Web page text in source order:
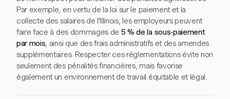
Par exemple, en vertu de la loi sur le paiement et la
collecte des salaires de l'Illinois, les employeurs peuvent
faire face à des dommages de 5 % de la sous-paiement
par mois, ainsi que des frais administratifs et des amendes
supplémentaires. Respecter ces réglementations évite non
seulement des pénalités financières, mais favorise
également un environnement de travail équitable et légal.